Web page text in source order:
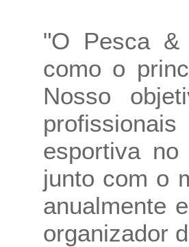
"O Pesca &
como o
Nosso
esportiva
junto com o
anualmente
organizador